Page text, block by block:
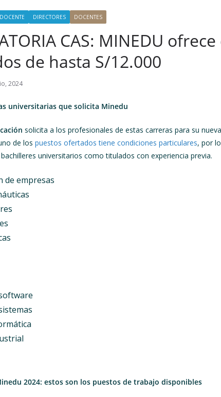
DIRECTORES DOCENTES
CAS: MINEDU
de hasta S/12.000
2024
universitarias que solicita Minedu
solicita a los profesionales de estas carreras para su
de los puestos ofertados tiene condiciones particulares, por
universitarios como titulados con experiencia previa.
de empresas
2024: estos son los puestos de trabajo disponibles